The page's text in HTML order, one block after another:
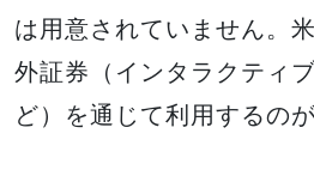
は用意されていません。
外証券（インタラクティ
ど）を通じて利用するの